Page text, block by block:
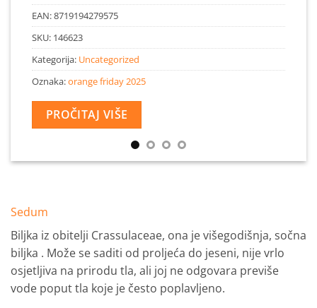
EAN:8719194279575
SKU: 146623
Kategorija: Uncategorized
Oznaka:orange friday 2025
PROČITAJ VIŠE
Sedum
Biljka iz obitelji Crassulaceae, ona je višegodišnja, sočna
biljka . Može se saditi od proljeća do jeseni, nije vrlo
osjetljiva na prirodu tla, ali joj ne odgovara previše
vode poput tla koje je često poplavljeno.